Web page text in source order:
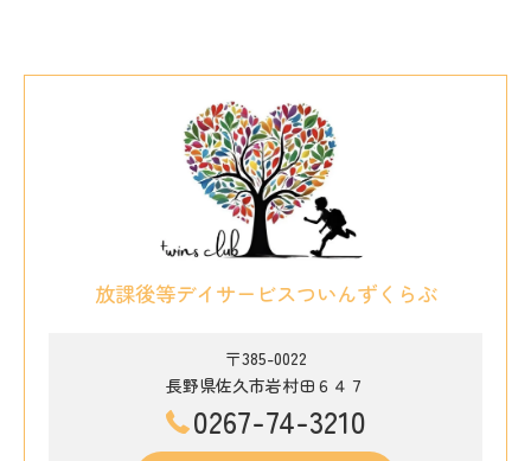
放課後等デイサービスついんずくらぶ
〒385-0022
長野県佐久市岩村田６４７
0267-74-3210